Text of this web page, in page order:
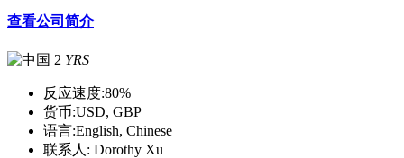
查看公司简介
2 YRS
反应速度:80%
货币:USD, GBP
语言:English, Chinese
联系人: Dorothy Xu